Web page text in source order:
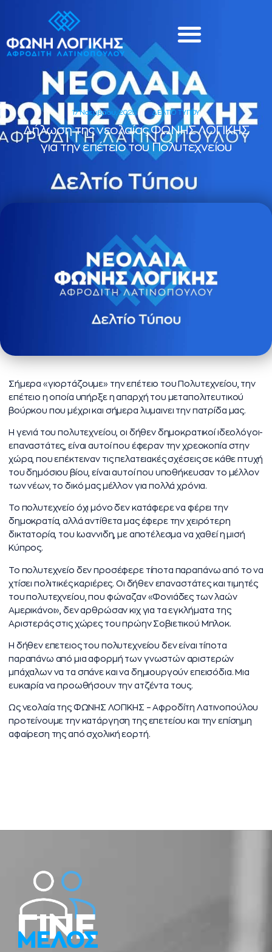
17 Νοεμβρίου, 2025 ΔΕΛΤΙΟ ΤΥΠΟΥ
Δήλωση της νεολαίας ΦΩΝΗΣ ΛΟΓΙΚΗΣ
για την επέτειο του Πολυτεχνείου
Σήμερα «γιορτάζουμε» την επέτειο του Πολυτεχνείου, την
επέτειο η οποία υπήρξε η απαρχή του μεταπολιτευτικού
βούρκου που μέχρι και σήμερα λυμαινει την πατρίδα μας.
Η γενιά του πολυτεχνείου, οι δήθεν δημοκρατικοί ιδεολόγοι-
επαναστάτες, είναι αυτοί που έφεραν την χρεοκοπία στην
χώρα, που επέκτειναν τις πελατειακές σχέσεις σε κάθε πτυχή
του δημόσιου βίου, είναι αυτοί που υποθήκευσαν το μέλλον
των νέων, το δικό μας μέλλον για πολλά χρόνια.
Το πολυτεχνείο όχι μόνο δεν κατάφερε να φέρει την
δημοκρατία, αλλά αντίθετα μας έφερε την χειρότερη
δικτατορία, του Ιωαννιδη, με αποτέλεσμα να χαθεί η μισή
Κύπρος.
Το πολυτεχνείο δεν προσέφερε τίποτα παραπάνω από το να
χτίσει πολιτικές καριέρες. Οι δήθεν επαναστάτες και τιμητές
του πολυτεχνείου, που φώναζαν «Φονιάδες των λαών
Αμερικάνοι», δεν αρθρώσαν κιχ για τα εγκλήματα της
Αριστεράς στις χώρες του πρώην Σοβιετικού Μπλοκ.
Η δήθεν επετειος του πολυτεχνείου δεν είναι τίποτα
παραπάνω από μια αφορμή των γνωστών αριστερών
μπάχαλων να τα σπάνε και να δημιουργούν επεισόδια. Μια
ευκαιρία να προωθήσουν την ατζέντα τους.
Ως νεολαία της ΦΩΝΗΣ ΛΟΓΙΚΗΣ – Αφροδίτη Λατινοπούλου
προτείνουμε την κατάργηση της επετείου και την επίσημη
αφαίρεση της από σχολική εορτή.
ΓΙΝΕ
ΜΕΛΟΣ